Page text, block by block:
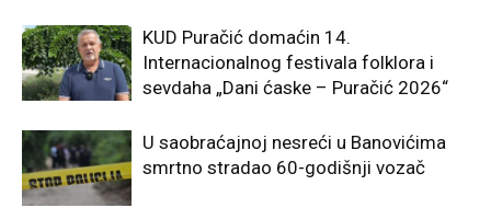
KUD Puračić domaćin 14.
Internacionalnog festivala folklora i
sevdaha „Dani ćaske – Puračić 2026“
U saobraćajnoj nesreći u Banovićima
smrtno stradao 60-godišnji vozač